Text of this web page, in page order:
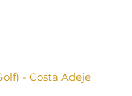
- Costa Adeje